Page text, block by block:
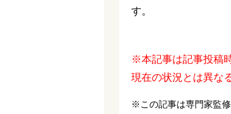
す。
※本記事は記事投稿
現在の状況とは異な
※この記事は専門家監